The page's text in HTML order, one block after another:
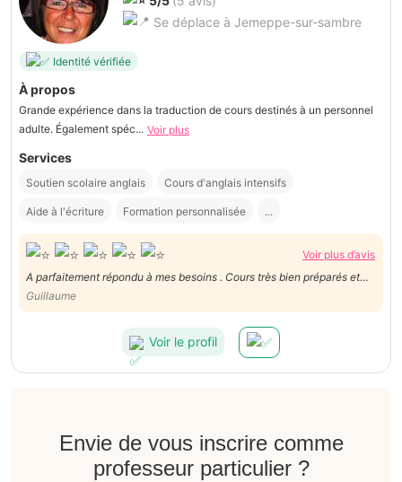
Se déplace à Jemeppe-sur-sambre
Identité vérifiée
À propos
Grande expérience dans la traduction de cours destinés à un personnel
adulte. Également spéc... Voir plus
Services
Soutien scolaire anglais Cours d'anglais intensifs
Aide à l'écriture Formation personnalisée ...
Voir plus d’avis
A parfaitement répondu à mes besoins . Cours très bien préparés et
Guillaume
Voir le profil
Envie de vous inscrire comme
professeur particulier ?